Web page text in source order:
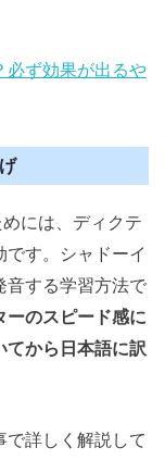
必ず効果が出るや
には、ディクテ
す。シャドーイ
音する学習方法で
ーのスピード感に
てから日本語に訳
で詳しく解説して